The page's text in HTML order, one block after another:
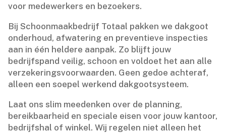
voor medewerkers en bezoekers.​
Bij Schoonmaakbedrijf Totaal pakken we dakgoot
onderhoud, afwatering en preventieve inspecties
aan in één heldere aanpak.​ Zo blijft jouw
bedrijfspand veilig, schoon en voldoet het aan alle
verzekeringsvoorwaarden.​ Geen gedoe achteraf,
alleen een soepel werkend dakgootsysteem.​
Laat ons slim meedenken over de planning,
bereikbaarheid en speciale eisen voor jouw kantoor,
bedrijfshal of winkel.​ Wij regelen niet alleen het